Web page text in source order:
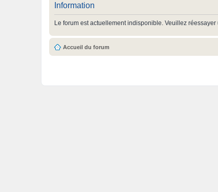
Information
Le forum est actuellement indisponible. Veuillez réessayer
Accueil du forum